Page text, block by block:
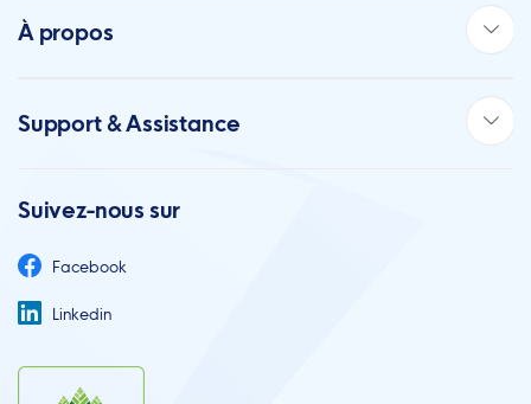
À propos
Support & Assistance
Suivez-nous sur
Facebook
Linkedin